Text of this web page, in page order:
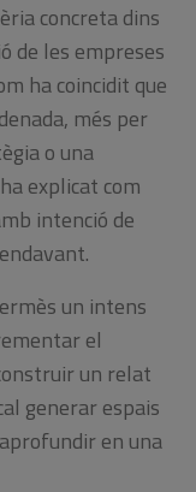
concreta dins
de les empreses
ha coincidit que
més per
o una
explicat com
intenció de
un intens
el
un relat
generar espais
en una